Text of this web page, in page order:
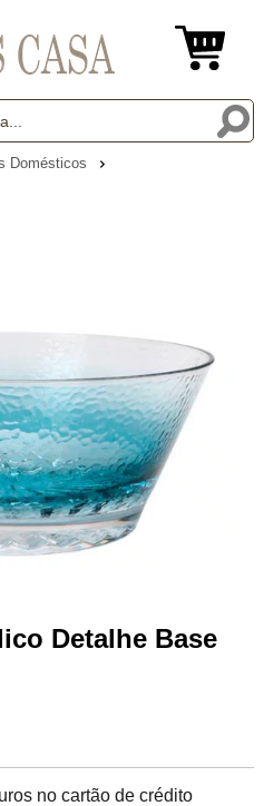
Domésticos
Detalhe Base
no cartão de crédito